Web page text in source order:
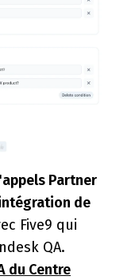
Partner
de
Five9 qui
QA.
du Centre